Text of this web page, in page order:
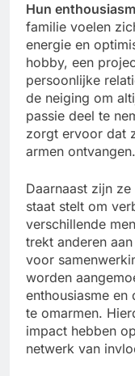
Hun
familie voelen
energie en
hobby, een
persoonlijke
de neiging om
passie deel te
zorgt ervoor dat
armen ontvangen.
Daarnaast zijn
staat stelt om
verschillende
trekt anderen
voor
worden
enthousiasme
te omarmen.
impact hebben
netwerk van